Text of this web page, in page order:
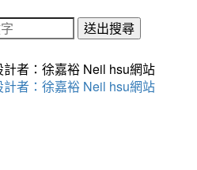
送出搜尋
者：徐嘉裕 Neil hsu網站
者：徐嘉裕 Neil hsu網站